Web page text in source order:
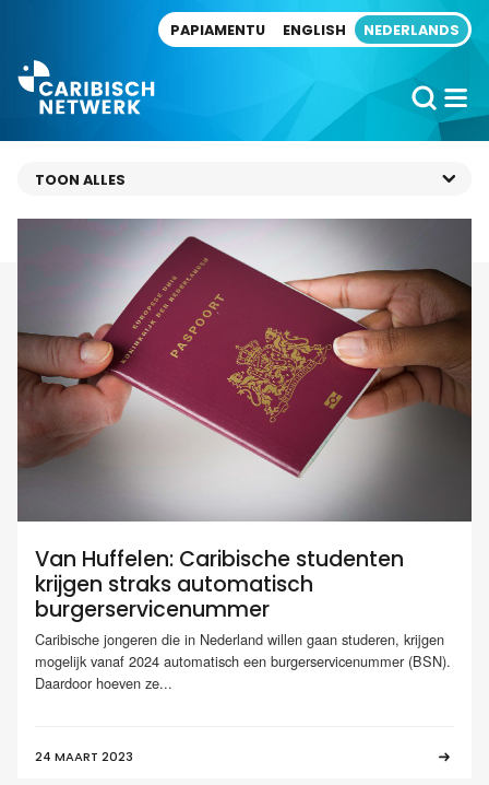
PAPIAMENTU ENGLISH NEDERLANDS
Van Huffelen: Caribische studenten
krijgen straks automatisch
burgerservicenummer
Caribische jongeren die in Nederland willen gaan studeren, krijgen
mogelijk vanaf 2024 automatisch een burgerservicenummer (BSN).
Daardoor hoeven ze...
24 MAART 2023